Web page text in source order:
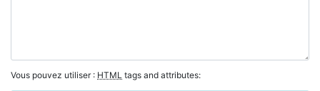
Vous pouvez utiliser : HTML tags and attributes: